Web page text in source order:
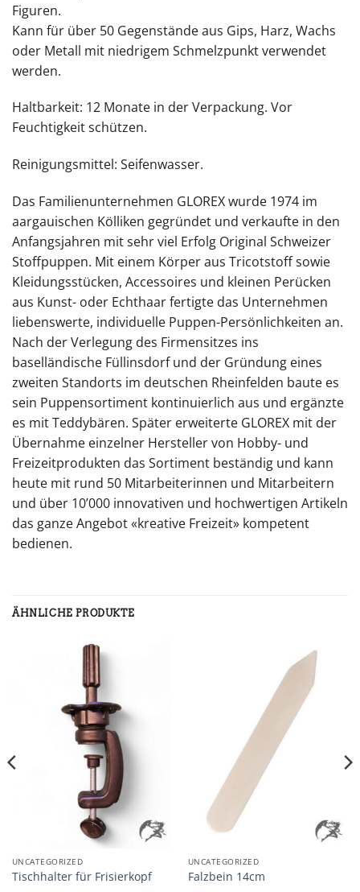
Figuren.
Kann für über 50 Gegenstände aus Gips, Harz, Wachs
oder Metall mit niedrigem Schmelzpunkt verwendet
werden.
Haltbarkeit: 12 Monate in der Verpackung. Vor
Feuchtigkeit schützen.
Reinigungsmittel: Seifenwasser.
Das Familienunternehmen GLOREX wurde 1974 im
aargauischen Kölliken gegründet und verkaufte in den
Anfangsjahren mit sehr viel Erfolg Original Schweizer
Stoffpuppen. Mit einem Körper aus Tricotstoff sowie
Kleidungsstücken, Accessoires und kleinen Perücken
aus Kunst- oder Echthaar fertigte das Unternehmen
liebenswerte, individuelle Puppen-Persönlichkeiten an.
Nach der Verlegung des Firmensitzes ins
baselländische Füllinsdorf und der Gründung eines
zweiten Standorts im deutschen Rheinfelden baute es
sein Puppensortiment kontinuierlich aus und ergänzte
es mit Teddybären. Später erweiterte GLOREX mit der
Übernahme einzelner Hersteller von Hobby- und
Freizeitprodukten das Sortiment beständig und kann
heute mit rund 50 Mitarbeiterinnen und Mitarbeitern
und über 10’000 innovativen und hochwertigen Artikeln
das ganze Angebot «kreative Freizeit» kompetent
bedienen.
ÄHNLICHE PRODUKTE
UNCATEGORIZED
Tischhalter für Frisierkopf
UNCATEGORIZED
Falzbein 14cm